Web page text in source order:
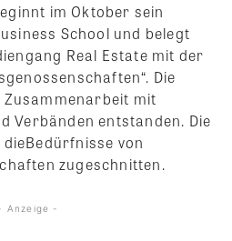
im Oktober sein
School und belegt
Real Estate mit der
Die
mit
Verbänden entstanden. Die
von
zugeschnitten.
Anzeige -